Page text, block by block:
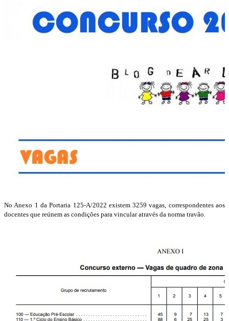
No Anexo 1 da Portaria 125-A/2022 existem 3259 vagas, correspondentes aos
docentes que reúnem as condições para vincular através da norma travão.